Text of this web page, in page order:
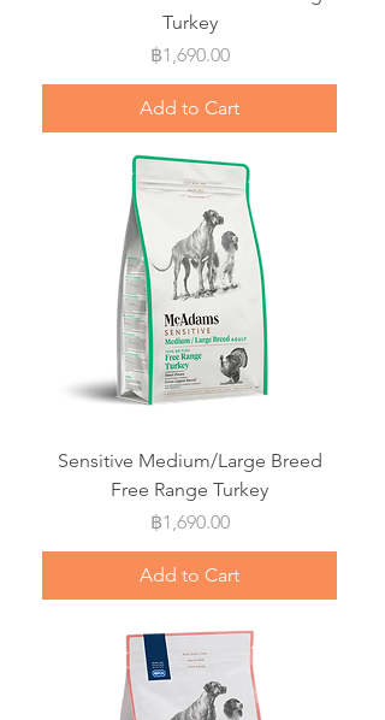
Turkey
Price
฿1,690.00
Add to Cart
Sensitive Medium/Large Breed
Free Range Turkey
Price
฿1,690.00
Add to Cart